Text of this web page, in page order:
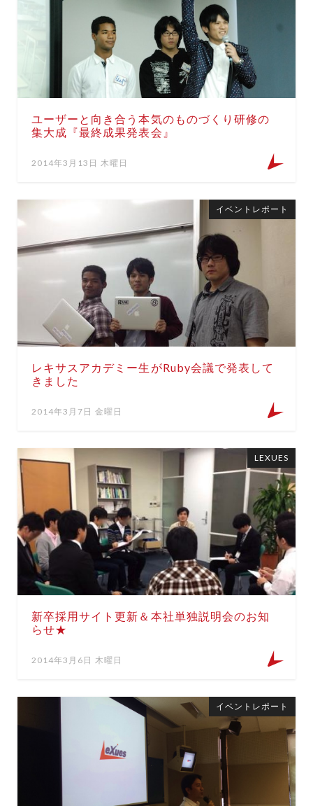
ユーザーと向き合う本気のものづくり研修の
集大成『最終成果発表会』
2014年3月13日 木曜日
レキサスアカデミー生がRuby会議で発表して
きました
2014年3月7日 金曜日
イベントレポート
新卒採用サイト更新＆本社単独説明会のお知
らせ★
2014年3月6日 木曜日
LEXUES
イベントレポート